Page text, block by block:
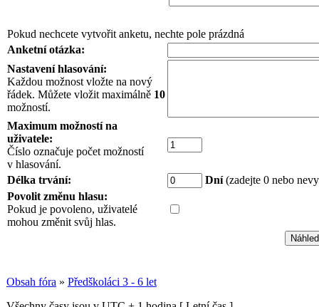
Pokud nechcete vytvořit anketu, nechte pole prázdná
Anketní otázka:
Nastavení hlasování:
Každou možnost vložte na nový
řádek. Můžete vložit maximálně 10
možností.
Maximum možností na
uživatele:
Číslo označuje počet možností
v hlasování.
Délka trvání:
Dní (zadejte 0 nebo
Povolit změnu hlasu:
Pokud je povoleno, uživatelé
mohou změnit svůj hlas.
Obsah fóra » Předškoláci 3 - 6 let